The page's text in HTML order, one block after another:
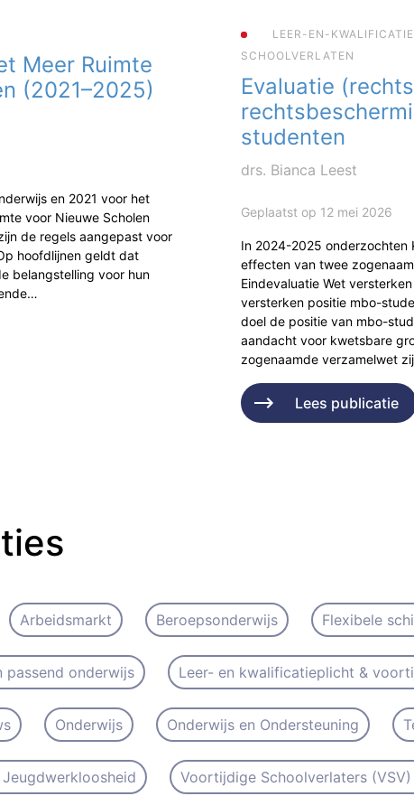
Meer Ruimte
(2021–2025)
en 2021 voor het
voor Nieuwe Scholen
de regels aangepast voor
hoofdlijnen geldt dat
belangstelling voor hun
LEER-EN-
SCHOOLVERLATEN
Evaluatie
studenten
drs. Bianca Leest
Geplaatst op 12 mei 2026
In 2024-2025 onderzochten
effecten van twee
Eindevaluatie Wet
versterken positie mbo-
doel de positie van mbo-
aandacht voor kwetsbare
zogenaamde verzamelwet
Lees publicatie
Arbeidsmarkt Beroepsonderwijs Flexibele
passend onderwijs Leer- en kwalificatieplicht &
Onderwijs Onderwijs en Ondersteuning
Voortijdige Schoolverlaters